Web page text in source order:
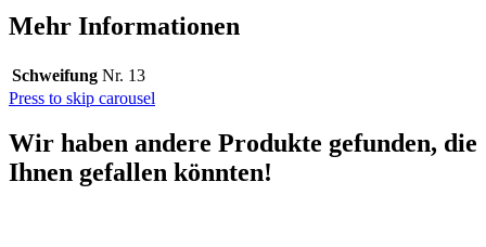
Mehr Informationen
Schweifung Nr. 13
Press to skip carousel
Wir haben andere Produkte gefunden, die
Ihnen gefallen könnten!